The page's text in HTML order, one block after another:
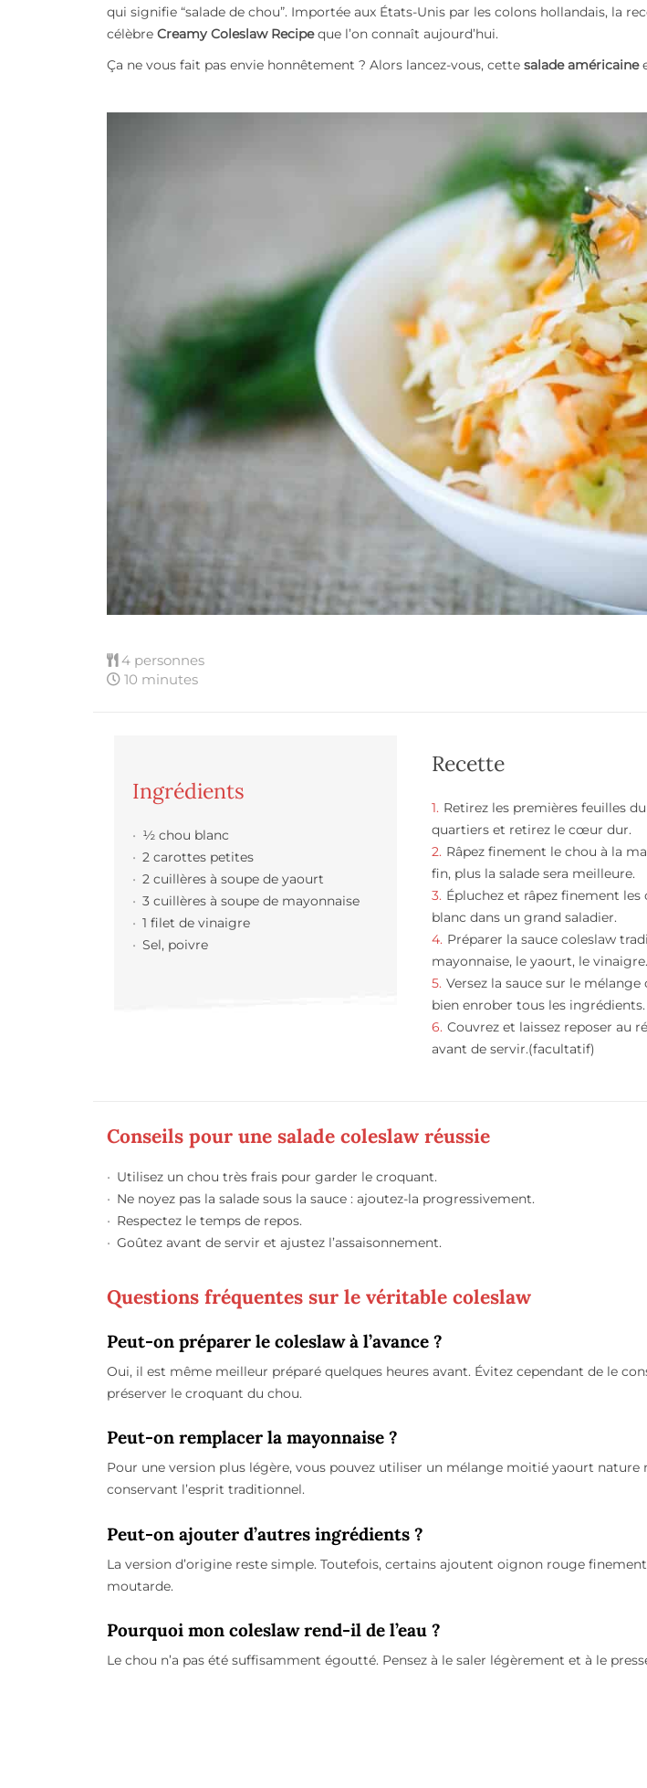
qui signifie “salade de chou”. Importée aux États-Unis par les colons hollandais, la
célèbre Creamy Coleslaw Recipeque l’on connaît aujourd’hui.
Ça ne vous fait pas envie honnêtement ? Alors lancez-vous, cette salade américaine
4 personnes
10 minutes
Ingrédients
½ chou blanc
2 carottes petites
2 cuillères à soupe de yaourt
3 cuillères à soupe de mayonnaise
1 filet de vinaigre
Sel, poivre
Recette
Retirez les premières feuilles
quartiers et retirez le cœur dur.
Râpez finement le chou à la
fin, plus la salade sera meilleure.
Épluchez et râpez finement
blanc dans un grand saladier.
Préparer la sauce coleslaw
mayonnaise, le yaourt, le
Versez la sauce sur le
bien enrober tous les ingrédients.
Couvrez et laissez reposer au
avant de servir.(facultatif)
Conseils pour une salade coleslaw réussie
Utilisez un chou très frais pour garder le croquant.
Ne noyez pas la salade sous la sauce : ajoutez-la progressivement.
Respectez le temps de repos.
Goûtez avant de servir et ajustez l’assaisonnement.
Questions fréquentes sur le véritable coleslaw
Peut-on préparer le coleslaw à l’avance ?
Oui, il est même meilleur préparé quelques heures avant. Évitez cependant de le
préserver le croquant du chou.
Peut-on remplacer la mayonnaise ?
Pour une version plus légère, vous pouvez utiliser un mélange moitié yaourt
conservant l’esprit traditionnel.
Peut-on ajouter d’autres ingrédients ?
La version d’origine reste simple. Toutefois, certains ajoutent oignon rouge
moutarde.
Pourquoi mon coleslaw rend-il de l’eau ?
Le chou n’a pas été suffisamment égoutté. Pensez à le saler légèrement et à le